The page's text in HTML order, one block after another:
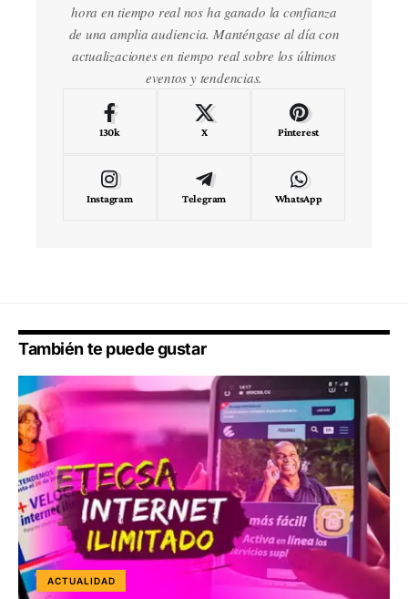
hora en tiempo real nos ha ganado la confianza
de una amplia audiencia. Manténgase al día con
actualizaciones en tiempo real sobre los últimos
eventos y tendencias.
130k X Pinterest
Instagram Telegram WhatsApp
También te puede gustar
ACTUALIDAD